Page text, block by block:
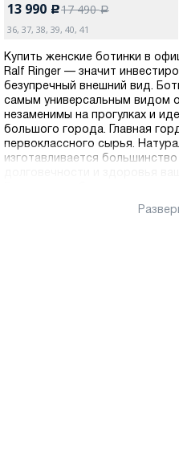
13 990 c17 490a
36, 37, 38, 39, 40, 41
Купить женские ботинки в
Ralf Ringer — значит
безупречный внешний вид.
самым универсальным видом
незаменимы на прогулках и
большого города. Главная
первоклассного сырья.
изготавливается
обеспечивает надежное